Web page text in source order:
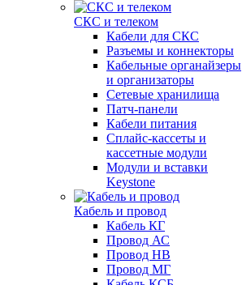
СКС и телеком
Кабели для СКС
Разъемы и коннекторы
Кабельные органайзеры
и организаторы
Сетевые хранилища
Патч-панели
Кабели питания
Сплайс-кассеты и
кассетные модули
Модули и вставки
Keystone
Кабель и провод
Кабель КГ
Провод АС
Провод НВ
Провод МГ